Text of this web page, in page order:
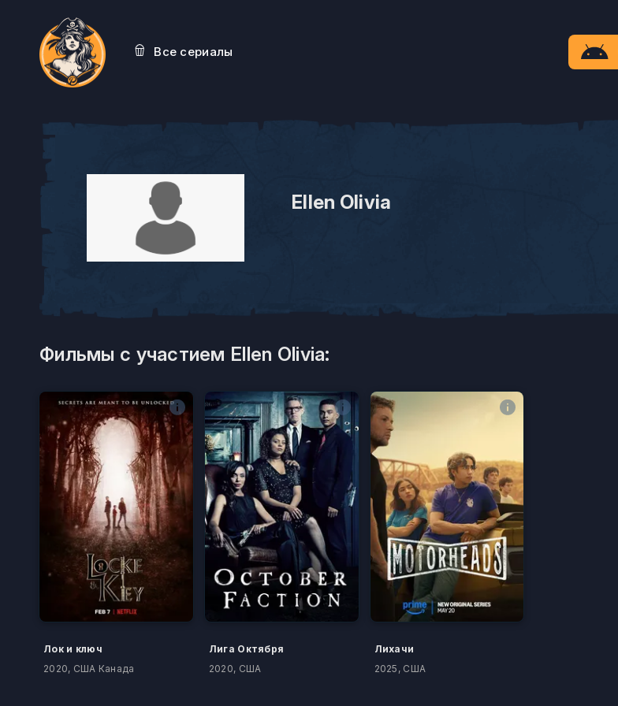
Все сериалы
Ellen Olivia
Фильмы с участием Ellen Olivia:
Лок и ключ
2020, США Канада
Лига Октября
2020, США
Лихачи
2025, США